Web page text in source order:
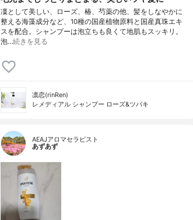
凜として美しい、ローズ、椿、芍薬の他、髪をしなやかに
整える海藻成分など、10種の国産植物原料と国産真珠エキ
スを配合。シャンプーは泡立ちも良くて地肌もスッキリ。
泡…続きを見る
凛恋(rinRen)
レメディアル シャンプー ローズ&ツバキ
AEAJアロマセラピスト
あずあず